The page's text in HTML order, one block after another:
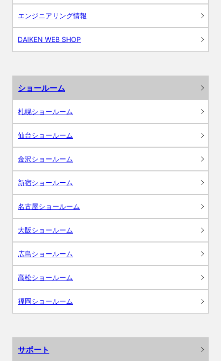
エンジニアリング情報
DAIKEN WEB SHOP
ショールーム
札幌ショールーム
仙台ショールーム
金沢ショールーム
新宿ショールーム
名古屋ショールーム
大阪ショールーム
広島ショールーム
高松ショールーム
福岡ショールーム
サポート